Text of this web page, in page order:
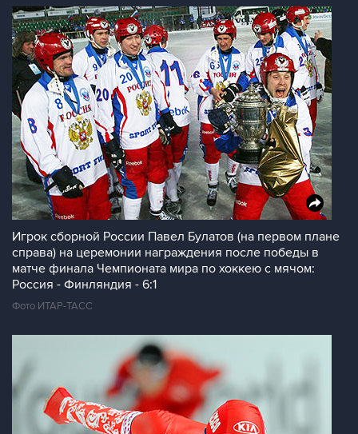
Игрок сборной России Павел Булатов (на первом плане
справа) на церемонии награждения после победы в
матче финала Чемпионата мира по хоккею с мячом:
Россия - Финляндия - 6:1
Фото ИТАР-ТАСС